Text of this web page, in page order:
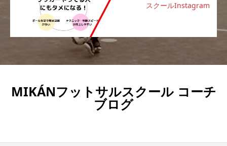
スクールInstagram
MIKÁNフットサルスクール コーチ
ブログ